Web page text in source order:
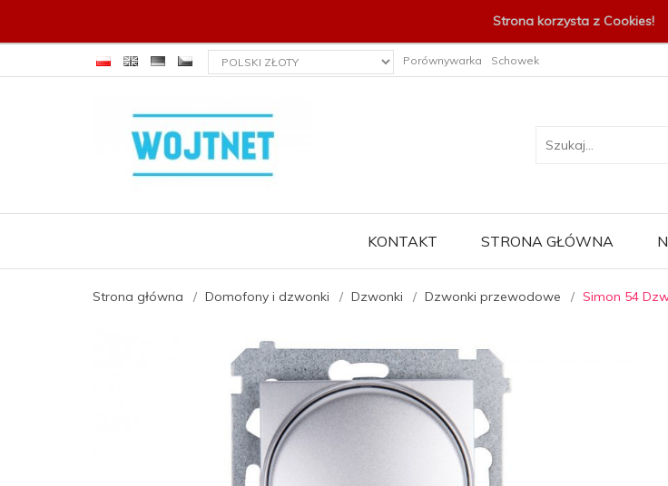
Strona korzysta z Cookies!
currency_h Porównywarka Schowek
KONTAKT STRONA GŁÓWNA
Strona główna Domofony i dzwonki Dzwonki Dzwonki przewodowe Simon 54